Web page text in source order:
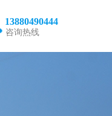
13880490444
咨询热线